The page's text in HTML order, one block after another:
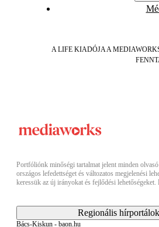
A LIFE KIADÓJA A
Portfóliónk minőségi tartalmat jelent minden
országos lefedettséget és változatos megjelenési
keressük az új irányokat és fejlődési lehetőségeket.
Regionális hírportálok
Bács-Kiskun - baon.hu